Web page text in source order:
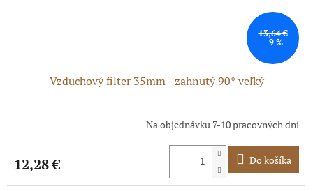
13,64 €
–9 %
Vzduchový filter 35mm - zahnutý 90° veľký
Na objednávku 7-10 pracovných dní
12,28 € Do košíka